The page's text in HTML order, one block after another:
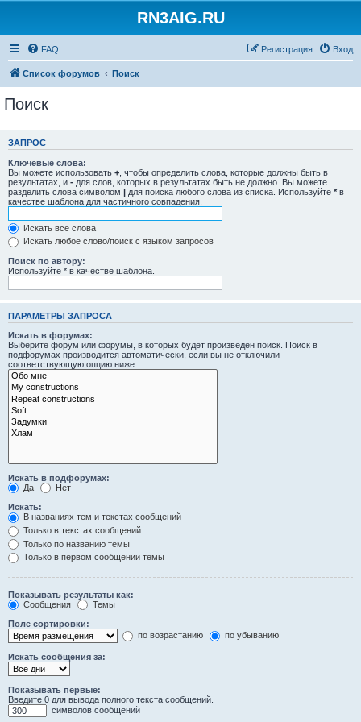
RN3AIG.RU
FAQ Вход
Регистрация
Список форумов Поиск
Поиск
ЗАПРОС
Ключевые слова:
Вы можете использовать + , чтобы определить слова, которые должны быть в
результатах, и - для слов, которых в результатах быть не должно. Вы можете
разделить слова символом | для поиска любого слова из списка. Используйте * в
качестве шаблона для частичного совпадения.
Искать все слова
Искать любое слово/поиск с языком запросов
Поиск по автору:
Используйте * в качестве шаблона.
ПАРАМЕТРЫ ЗАПРОСА
Искать в форумах:
Выберите форум или форумы, в которых будет произведён поиск. Поиск в
подфорумах производится автоматически, если вы не отключили
соответствующую опцию ниже.
Искать в подфорумах:
Да
Нет
Искать:
В названиях тем и текстах сообщений
Только в текстах сообщений
Только по названию темы
Только в первом сообщении темы
Показывать результаты как:
Сообщения
Темы
Поле сортировки:
по возрастанию
по убыванию
Искать сообщения за:
Показывать первые:
Введите 0 для вывода полного текста сообщений.
символов сообщений